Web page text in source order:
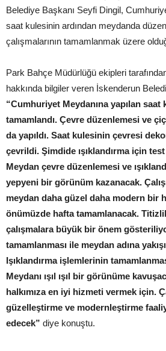
Belediye Başkanı Seyfi Dingil,
saat kulesinin ardından meydanda
çalışmalarının tamamlanmak üzere
Park Bahçe Müdürlüğü ekipleri
hakkında bilgiler veren İskenderun
“Cumhuriyet Meydanına yapılan saat
tamamlandı. Çevre düzenlemesi ve
da yapıldı. Saat kulesinin çevresi
çevrildi. Şimdide ışıklandırma için test
Meydan çevre düzenlemesi ve
yepyeni bir görünüm kazanacak.
meydan daha güzel daha modern bir
önümüzde hafta tamamlanacak.
çalışmalara büyük bir önem
tamamlanması ile meydan adına
Işıklandırma işlemlerinin
Meydanı ışıl ışıl bir görünüme
halkımıza en iyi hizmeti vermek için.
güzelleştirme ve modernleştirme
edecek” diye konuştu.